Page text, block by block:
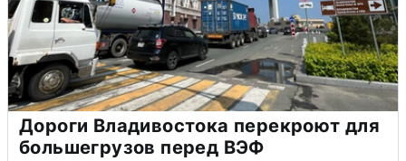
Дороги Владивостока перекроют для
большегрузов перед ВЭФ